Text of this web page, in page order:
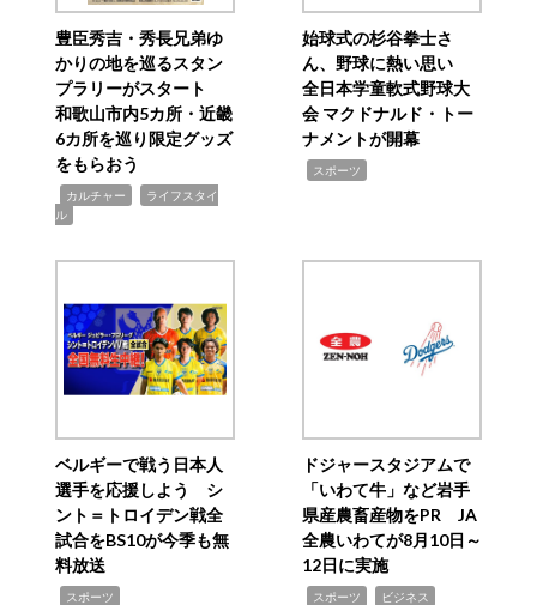
豊臣秀吉・秀長兄弟ゆ
かりの地を巡るスタン
プラリーがスタート
和歌山市内5カ所・近畿
6カ所を巡り限定グッズ
をもらおう
カルチャー
ライフスタイ
ル
始球式の杉谷拳士さ
ん、野球に熱い思い
全日本学童軟式野球大
会 マクドナルド・トー
ナメントが開幕
スポーツ
ベルギーで戦う日本人
選手を応援しよう シ
ント＝トロイデン戦全
試合をBS10が今季も無
料放送
スポーツ
ドジャースタジアムで
「いわて牛」など岩手
県産農畜産物をPR JA
全農いわてが8月10日～
12日に実施
スポーツ ビジネス